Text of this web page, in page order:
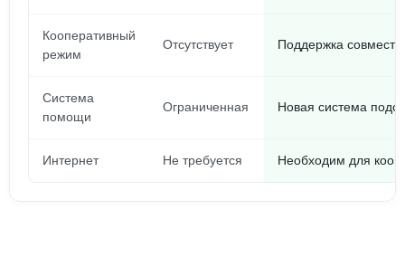
Кооперативный
режим
Отсутствует Поддержка
Система
помощи
Ограниченная Новая система
Интернет Не требуется Необходим для